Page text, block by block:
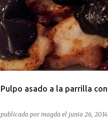
Pulpo asado a la parrilla
publicado por magda el junio 26, 2014